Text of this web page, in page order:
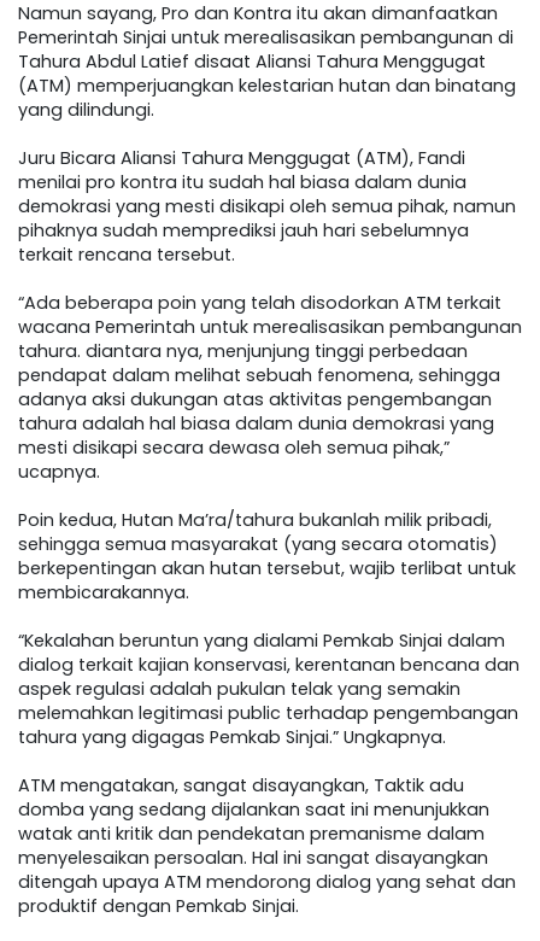
Namun sayang, Pro dan Kontra itu akan dimanfaatkan
Pemerintah Sinjai untuk merealisasikan pembangunan di
Tahura Abdul Latief disaat Aliansi Tahura Menggugat
(ATM) memperjuangkan kelestarian hutan dan binatang
yang dilindungi.
Juru Bicara Aliansi Tahura Menggugat (ATM), Fandi
menilai pro kontra itu sudah hal biasa dalam dunia
demokrasi yang mesti disikapi oleh semua pihak, namun
pihaknya sudah memprediksi jauh hari sebelumnya
terkait rencana tersebut.
“Ada beberapa poin yang telah disodorkan ATM terkait
wacana Pemerintah untuk merealisasikan pembangunan
tahura. diantara nya, menjunjung tinggi perbedaan
pendapat dalam melihat sebuah fenomena, sehingga
adanya aksi dukungan atas aktivitas pengembangan
tahura adalah hal biasa dalam dunia demokrasi yang
mesti disikapi secara dewasa oleh semua pihak,”
ucapnya.
Poin kedua, Hutan Ma’ra/tahura bukanlah milik pribadi,
sehingga semua masyarakat (yang secara otomatis)
berkepentingan akan hutan tersebut, wajib terlibat untuk
membicarakannya.
“Kekalahan beruntun yang dialami Pemkab Sinjai dalam
dialog terkait kajian konservasi, kerentanan bencana dan
aspek regulasi adalah pukulan telak yang semakin
melemahkan legitimasi public terhadap pengembangan
tahura yang digagas Pemkab Sinjai.” Ungkapnya.
ATM mengatakan, sangat disayangkan, Taktik adu
domba yang sedang dijalankan saat ini menunjukkan
watak anti kritik dan pendekatan premanisme dalam
menyelesaikan persoalan. Hal ini sangat disayangkan
ditengah upaya ATM mendorong dialog yang sehat dan
produktif dengan Pemkab Sinjai.